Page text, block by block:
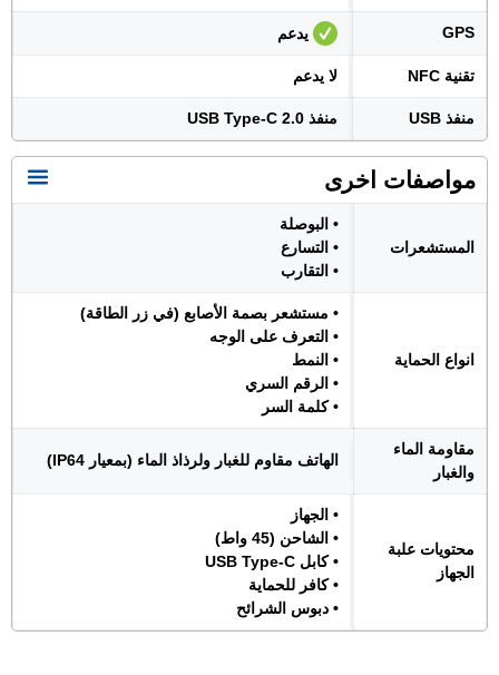
GPS يدعم
تقنية NFC لا يدعم
منفذ USB منفذ USB Type-C 2.0
مواصفات اخرى
المستشعرات
• البوصلة
• التسارع
• التقارب
انواع الحماية
• مستشعر بصمة الأصابع (في زر الطاقة)
• التعرف على الوجه
• النمط
• الرقم السري
• كلمة السر
مقاومة الماء
والغبار
الهاتف مقاوم للغبار ولرذاذ الماء (بمعيار IP64)
محتويات علبة
الجهاز
• الجهاز
• الشاحن (45 واط)
• كابل USB Type-C
• كافر للحماية
• دبوس الشرائح